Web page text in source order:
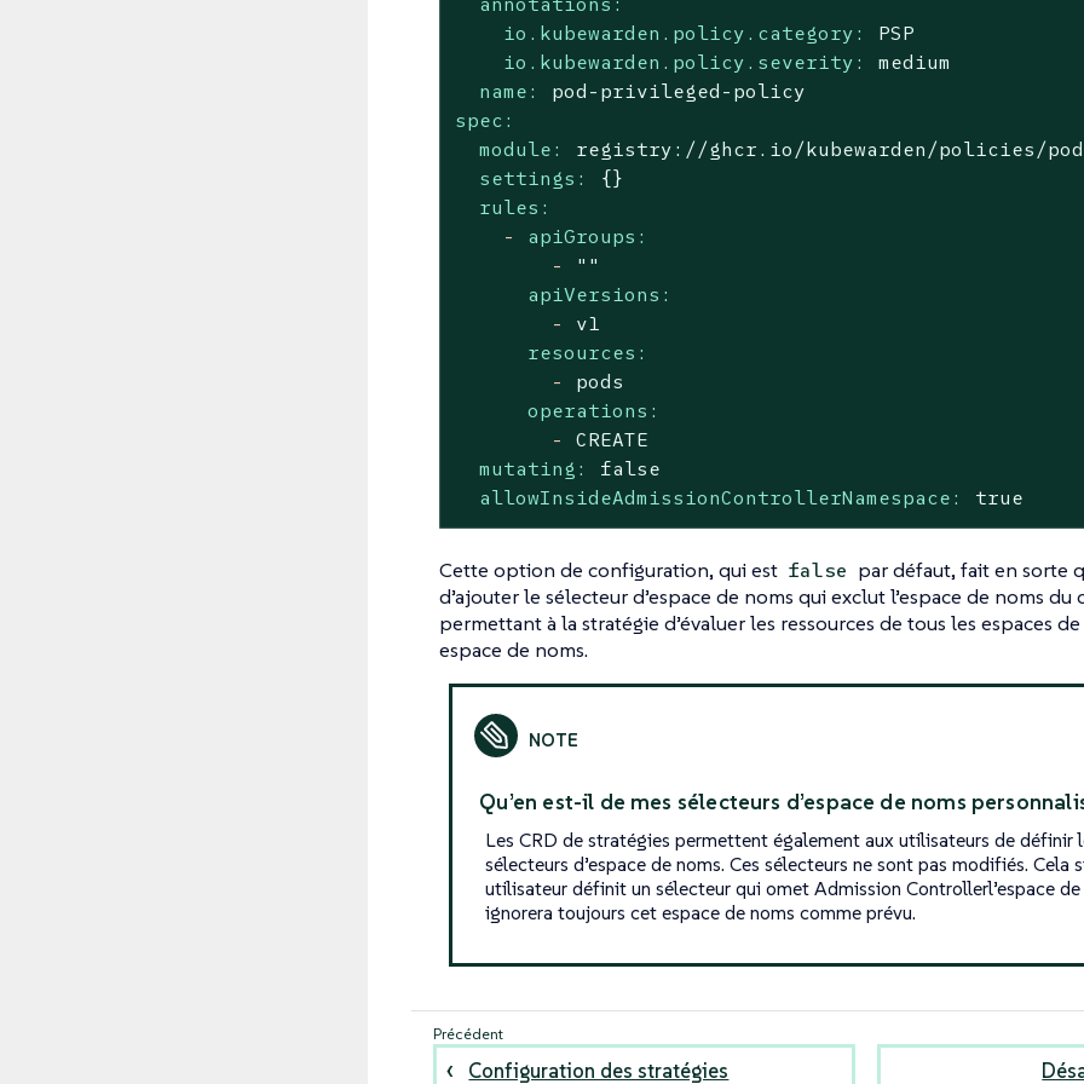
io.kubewarden.policy.category:
PSP
io.kubewarden.policy.severity:
medium
name:
pod-privileged-policy
spec:
module:
registry://ghcr.io/kubewarden/policies/
settings:
{}
rules:
-
apiGroups:
-
""
apiVersions:
-
v1
resources:
-
pods
operations:
-
CREATE
mutating:
false
allowInsideAdmissionControllerNamespace:
true
Cette option de configuration, qui est false par défaut, fait en sorte
d’ajouter le sélecteur d’espace de noms qui exclut l’espace de noms du
permettant à la stratégie d’évaluer les ressources de tous les espaces
espace de noms.
Qu’en est-il de mes sélecteurs d’espace de noms
Les CRD de stratégies permettent également aux utilisateurs de définir
sélecteurs d’espace de noms. Ces sélecteurs ne sont pas modifiés. Cela
utilisateur définit un sélecteur qui omet Admission Controllerl’espace
ignorera toujours cet espace de noms comme prévu.
Configuration des stratégies